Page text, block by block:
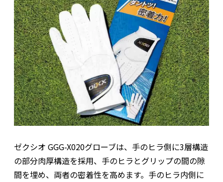
ゼクシオ GGG-X020グローブは、手のヒラ側に3層構造
の部分肉厚構造を採用、手のヒラとグリップの間の隙
間を埋め、両者の密着性を高めます。手のヒラ内側に